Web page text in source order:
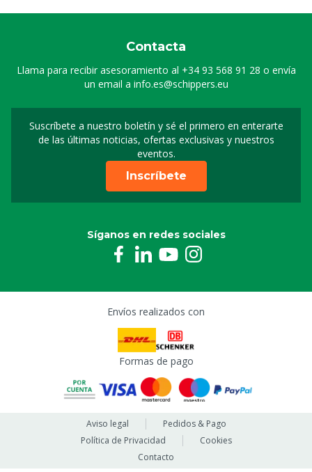
Pulverizador de mochila
Tapa para motor para Solo 442 Pulverizador de
mochila
8806332
8806333
Contacta
Llama para recibir asesoramiento al +34 93 568 91 28 o envía
un email a info.es@schippers.eu
Suscríbete a nuestro boletín y sé el primero en enterarte
de las últimas noticias, ofertas exclusivas y nuestros
eventos.
Suscripción a nuestro
Inscríbete
Síganos en redes sociales
Envíos realizados con
Formas de pago
Aviso legal
Pedidos & Pago
Política de Privacidad
Cookies
Contacto